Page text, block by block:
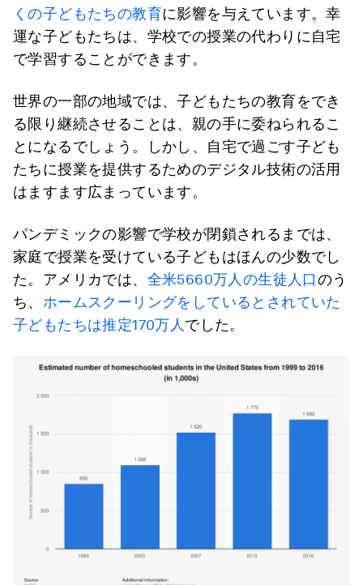
くの子どもたちの教育に影響を与えています。幸
運な子どもたちは、学校での授業の代わりに自宅
で学習することができます。
世界の一部の地域では、子どもたちの教育をでき
る限り継続させることは、親の手に委ねられるこ
とになるでしょう。しかし、自宅で過ごす子ども
たちに授業を提供するためのデジタル技術の活用
はますます広まっています。
パンデミックの影響で学校が閉鎖されるまでは、
家庭で授業を受けている子どもはほんの少数でし
た。アメリカでは、 全米5660万人の生徒人口のう
ち、 ホームスクーリングをしているとされていた
子どもたちは推定170万人 でした。